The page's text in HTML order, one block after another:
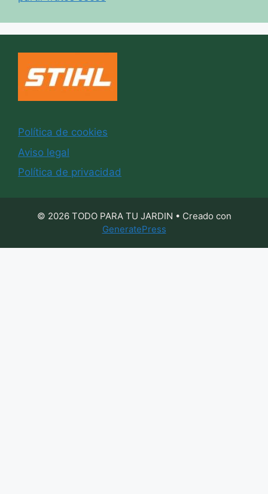
Política de cookies
Aviso legal
Política de privacidad
© 2026 TODO PARA TU JARDIN • Creado con
GeneratePress